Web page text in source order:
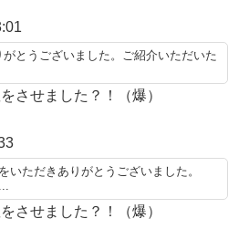
とうございました。ご紹介いただいた
させました？！（爆）
いただきありがとうございました。
させました？！（爆）